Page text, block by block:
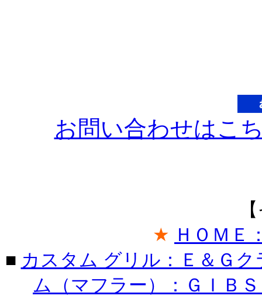
お問い合わせはこ
★ ＨＯＭＥ
■ カスタム グリル：Ｅ＆Ｇ
ム（マフラー）：ＧＩＢ